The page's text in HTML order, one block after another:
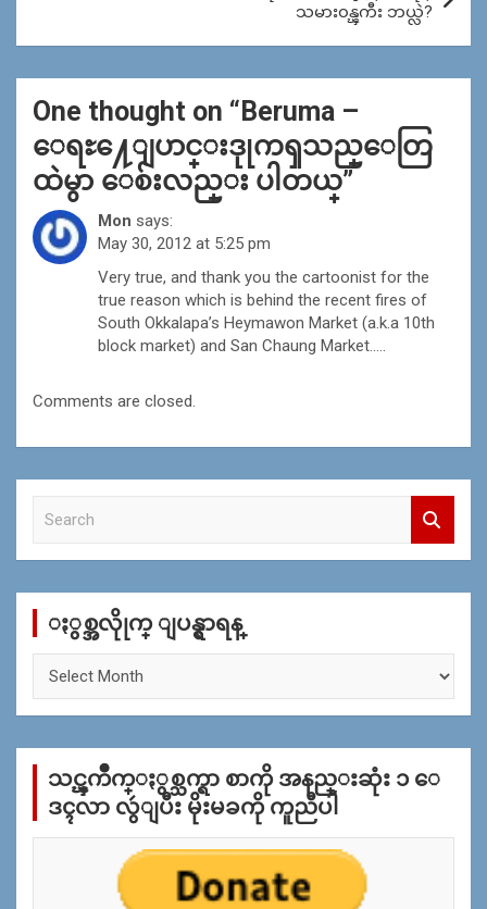
သမား၀န္ၾကီး ဘယ္လဲ?
One thought on “ Beruma –
ေရႊ႔ေျပာင္းဒုုကၡသည္ေတြ
ထဲမွာ ေစ်းလည္း ပါတယ္”
Mon says:
May 30, 2012 at 5:25 pm
Very true, and thank you the cartoonist for the
true reason which is behind the recent fires of
South Okkalapa’s Heymawon Market (a.k.a 10th
block market) and San Chaung Market…..
Comments are closed.
c
ႏွစ္အလိုုက္ ျပန္ရွာရန္
က္
န္
သင္ၾကိဳက္ႏွစ္သက္ရာ စာကို အနည္းဆုံး ၁ ေ
ဒၚလာ လွဴျပီး မိုးမခကို ကူညီပါ